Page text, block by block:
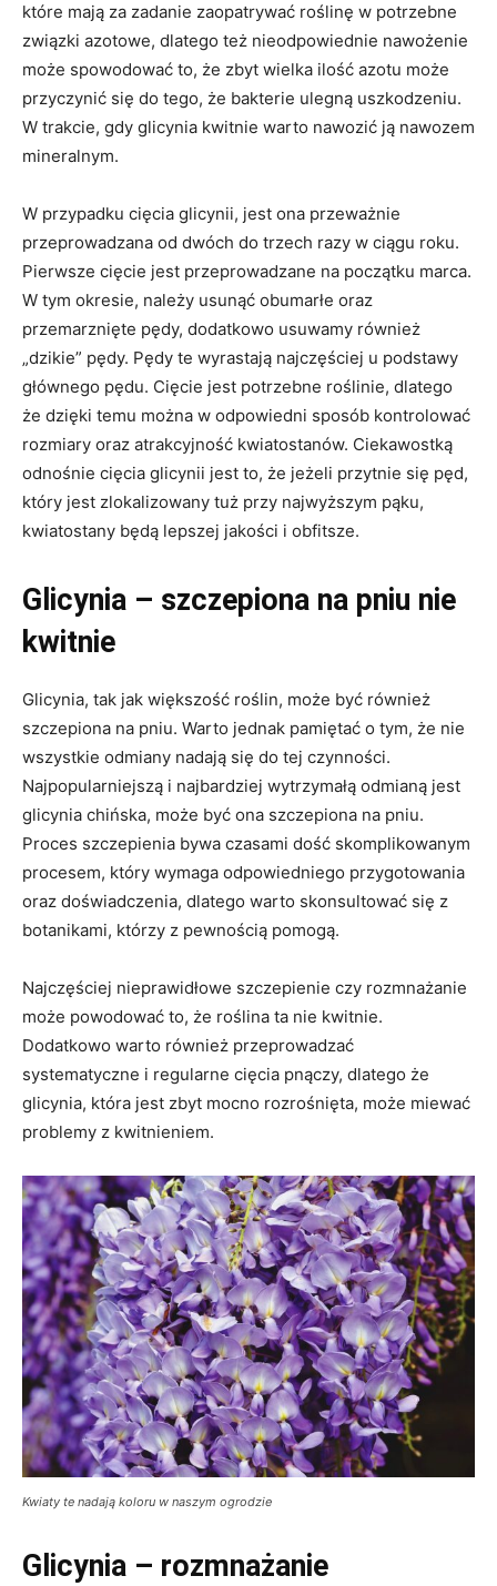
które mają za zadanie zaopatrywać roślinę w potrzebne
związki azotowe, dlatego też nieodpowiednie nawożenie
może spowodować to, że zbyt wielka ilość azotu może
przyczynić się do tego, że bakterie ulegną uszkodzeniu.
W trakcie, gdy glicynia kwitnie warto nawozić ją nawozem
mineralnym.
W przypadku cięcia glicynii, jest ona przeważnie
przeprowadzana od dwóch do trzech razy w ciągu roku.
Pierwsze cięcie jest przeprowadzane na początku marca.
W tym okresie, należy usunąć obumarłe oraz
przemarznięte pędy, dodatkowo usuwamy również
„dzikie” pędy. Pędy te wyrastają najczęściej u podstawy
głównego pędu. Cięcie jest potrzebne roślinie, dlatego
że dzięki temu można w odpowiedni sposób kontrolować
rozmiary oraz atrakcyjność kwiatostanów. Ciekawostką
odnośnie cięcia glicynii jest to, że jeżeli przytnie się pęd,
który jest zlokalizowany tuż przy najwyższym pąku,
kwiatostany będą lepszej jakości i obfitsze.
Glicynia – szczepiona na pniu nie
kwitnie
Glicynia, tak jak większość roślin, może być również
szczepiona na pniu. Warto jednak pamiętać o tym, że nie
wszystkie odmiany nadają się do tej czynności.
Najpopularniejszą i najbardziej wytrzymałą odmianą jest
glicynia chińska, może być ona szczepiona na pniu.
Proces szczepienia bywa czasami dość skomplikowanym
procesem, który wymaga odpowiedniego przygotowania
oraz doświadczenia, dlatego warto skonsultować się z
botanikami, którzy z pewnością pomogą.
Najczęściej nieprawidłowe szczepienie czy rozmnażanie
może powodować to, że roślina ta nie kwitnie.
Dodatkowo warto również przeprowadzać
systematyczne i regularne cięcia pnączy, dlatego że
glicynia, która jest zbyt mocno rozrośnięta, może miewać
problemy z kwitnieniem.
Kwiaty te nadają koloru w naszym ogrodzie
Glicynia – rozmnażanie